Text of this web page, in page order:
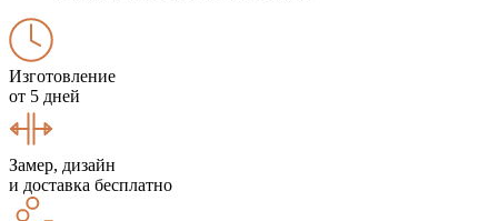
Изготовление
от 5 дней
Замер, дизайн
и доставка бесплатно